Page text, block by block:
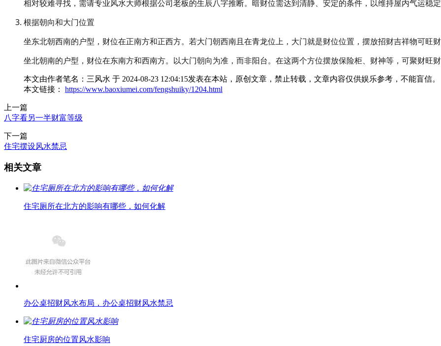
相对较难寻找，需请专业风水大师根据公司老板的生辰八字推断。暗财位需达到清静、安定的条件，以维持屋内气运稳
根据朝向和大门位置
坐东北朝西南的户型，财位在正南方和正西方。若大门朝西南且在青龙位上，大门就是财位位置，摆放招财吉祥物可旺
坐北朝南的户型，财位在东南方和西南方。以大门朝向为准，而非阳台。在这两个方位摆放保险柜、财神等，可聚财旺
本文由作者笔名：三风水 于 2024-08-23 12:04:15发表在本站，原创文章，禁止转载，文章内容仅供娱乐参考，不能盲信。
本文链接： https://www.baoxiumei.com/fengshuiky/1204.html
上一篇
八字看另一半财富等级
下一篇
住宅摆设风水禁忌
相关文章
住宅厕所在北方的影响有哪些，如何化解
办公桌招财风水布局，办公桌招财风水禁忌
住宅厨房的位置风水影响